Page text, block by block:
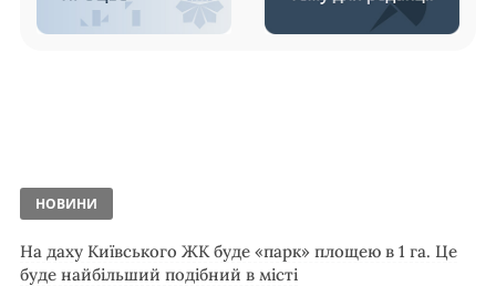
НОВИНИ
На даху Київського ЖК буде «парк» площею в 1 га. Це
буде найбільший подібний в місті